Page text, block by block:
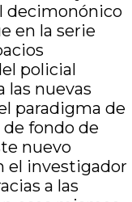
decimonónico
en la serie
policial
las nuevas
paradigma de
de fondo de
nuevo
el investigador
a las